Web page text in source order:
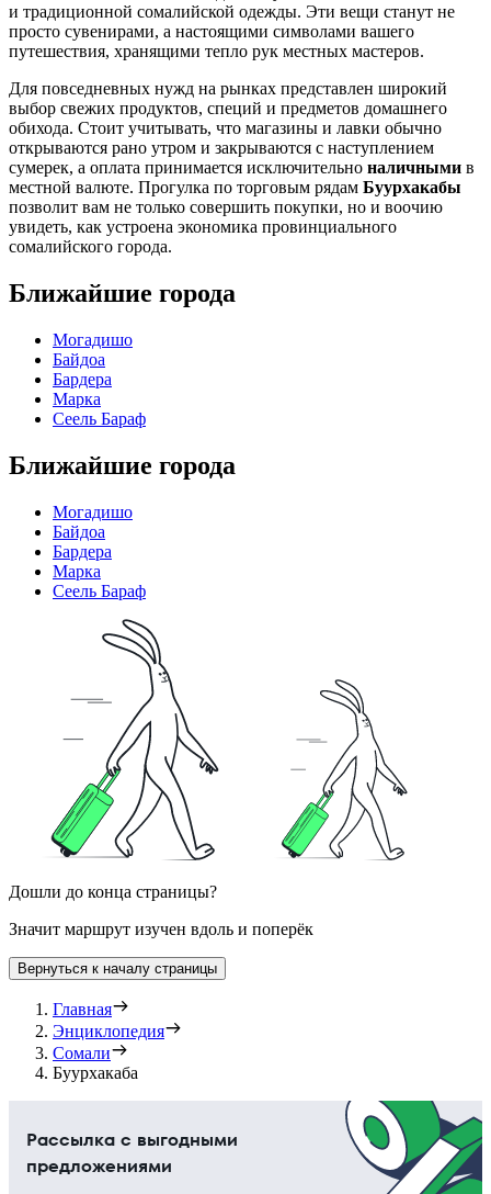
и традиционной сомалийской одежды. Эти вещи станут не
просто сувенирами, а настоящими символами вашего
путешествия, хранящими тепло рук местных мастеров.
Для повседневных нужд на рынках представлен широкий
выбор свежих продуктов, специй и предметов домашнего
обихода. Стоит учитывать, что магазины и лавки обычно
открываются рано утром и закрываются с наступлением
сумерек, а оплата принимается исключительно наличными в
местной валюте. Прогулка по торговым рядам Буурхакабы
позволит вам не только совершить покупки, но и воочию
увидеть, как устроена экономика провинциального
сомалийского города.
Ближайшие города
Могадишо
Байдоа
Бардера
Марка
Сеель Бараф
Ближайшие города
Могадишо
Байдоа
Бардера
Марка
Сеель Бараф
Дошли до конца страницы?
Значит маршрут изучен вдоль и поперёк
Вернуться к началу страницы
Главная
Энциклопедия
Сомали
Буурхакаба
Рассылка с выгодными
предложениями